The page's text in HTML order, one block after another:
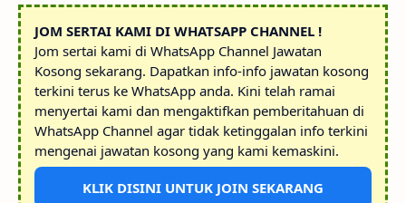
JOM SERTAI KAMI DI WHATSAPP CHANNEL !
Jom sertai kami di WhatsApp Channel Jawatan
Kosong sekarang. Dapatkan info-info jawatan kosong
terkini terus ke WhatsApp anda. Kini telah ramai
menyertai kami dan mengaktifkan pemberitahuan di
WhatsApp Channel agar tidak ketinggalan info terkini
mengenai jawatan kosong yang kami kemaskini.
KLIK DISINI UNTUK JOIN SEKARANG